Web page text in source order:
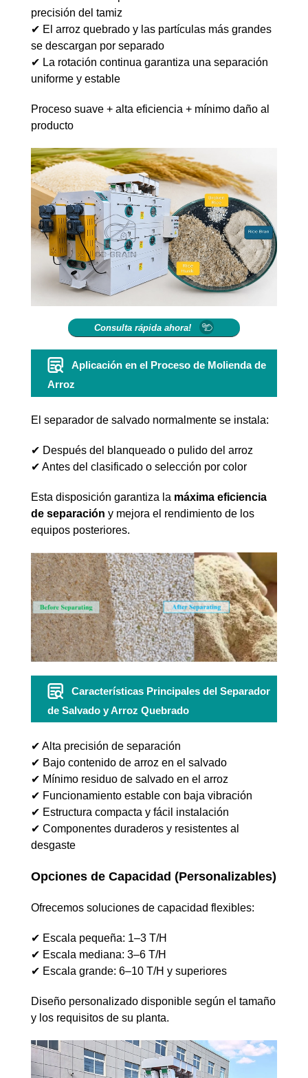
precisión del tamiz
✔ El arroz quebrado y las partículas más grandes
se descargan por separado
✔ La rotación continua garantiza una separación
uniforme y estable
Proceso suave + alta eficiencia + mínimo daño al
producto
Consulta rápida ahora!
Aplicación en el Proceso de Molienda de
Arroz
El separador de salvado normalmente se instala:
✔ Después del blanqueado o pulido del arroz
✔ Antes del clasificado o selección por color
Esta disposición garantiza la máxima eficiencia
de separación y mejora el rendimiento de los
equipos posteriores.
Características Principales del Separador
de Salvado y Arroz Quebrado
✔ Alta precisión de separación
✔ Bajo contenido de arroz en el salvado
✔ Mínimo residuo de salvado en el arroz
✔ Funcionamiento estable con baja vibración
✔ Estructura compacta y fácil instalación
✔ Componentes duraderos y resistentes al
desgaste
Opciones de Capacidad (Personalizables)
Ofrecemos soluciones de capacidad flexibles:
✔ Escala pequeña: 1–3 T/H
✔ Escala mediana: 3–6 T/H
✔ Escala grande: 6–10 T/H y superiores
Diseño personalizado disponible según el tamaño
y los requisitos de su planta.